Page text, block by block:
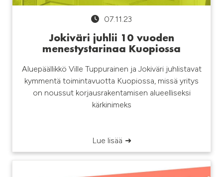
07.11.23
Jokiväri juhlii 10 vuoden
menestystarinaa Kuopiossa
Aluepäällikkö Ville Tuppurainen ja Jokiväri juhlistavat
kymmentä toimintavuotta Kuopiossa, missä yritys
on noussut korjausrakentamisen alueelliseksi
kärkinimeks
Lue lisää